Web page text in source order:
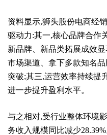
资料显示,狮头股份电商经
驱动力:其一,核心品牌合作
新品牌、新品类拓展成效
市场渠道、拿下多款知名
突破;其三,运营效率持续提
进一步提升盈利水平。
与之相对,受行业整体环境
务收入规模同比减少